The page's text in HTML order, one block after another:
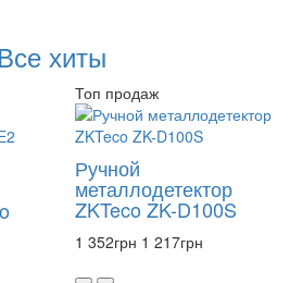
Все хиты
Топ продаж
Ручной
металлодетектор
ZKTeco ZK-D100S
1 352грн 1 217грн